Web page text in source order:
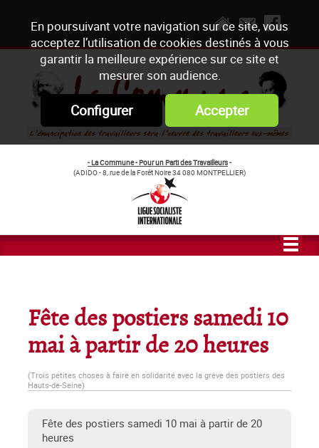
En poursuivant votre navigation sur ce site, vous
acceptez l’utilisation de cookies destinés à vous
garantir la meilleure expérience sur ce site et
mesurer son audience.
Configurer Accepter
- La Commune - Pour un Parti des Travailleurs-
(ADIDO - 8, rue de la Forêt Noire 34 080 MONTPELLIER)
Fête des postiers samedi 10
mai à partir de 20 heures
(Trois petites choses à faire en solidarité avec la grève des postiers des
Hauts-de-Seine)
Fête des postiers samedi 10 mai à partir de 20
heures